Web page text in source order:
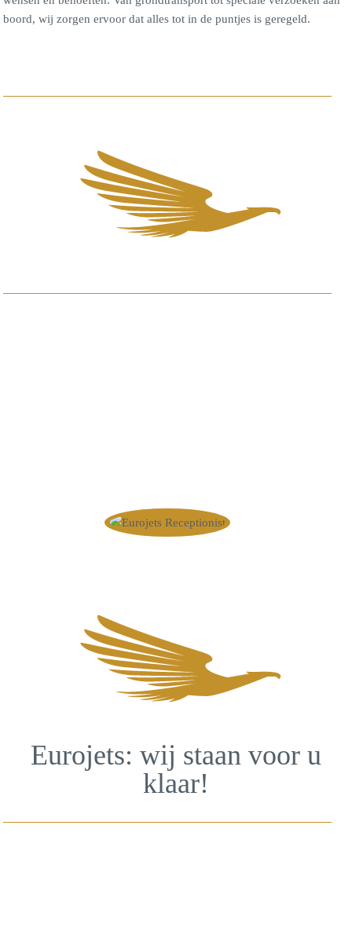
boord, wij zorgen ervoor dat alles tot in de puntjes is geregeld.
Eurojets: wij staan voor u
klaar!